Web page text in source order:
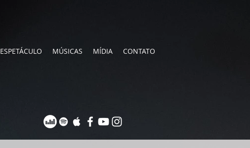
ESPETÁCULO MÚSICAS MÍDIA CONTATO